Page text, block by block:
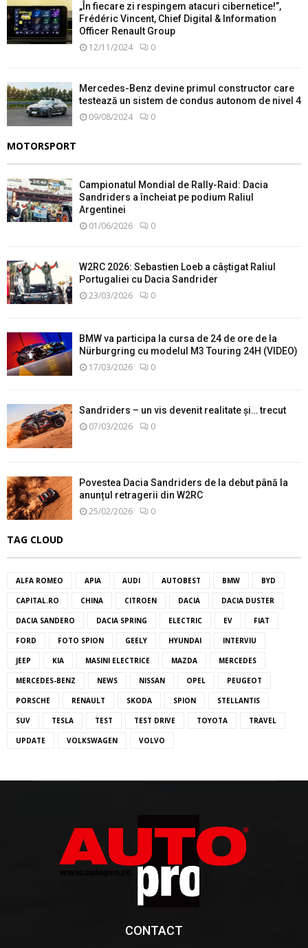
„În fiecare zi respingem atacuri cibernetice!”,
Frédéric Vincent, Chief Digital & Information
Officer Renault Group
12/11/2024 0
Mercedes-Benz devine primul constructor care
testează un sistem de condus autonom de nivel 4
09/08/2024 0
MOTORSPORT
Campionatul Mondial de Rally-Raid: Dacia
Sandriders a încheiat pe podium Raliul
Argentinei
01/06/2026 0
W2RC 2026: Sebastien Loeb a câștigat Raliul
Portugaliei cu Dacia Sandrider
23/03/2026 0
BMW va participa la cursa de 24 de ore de la
Nürburgring cu modelul M3 Touring 24H (VIDEO)
17/03/2026 0
Sandriders – un vis devenit realitate și… trecut
07/03/2026 0
Povestea Dacia Sandriders de la debut până la
anunțul retragerii din W2RC
25/02/2026 0
TAG CLOUD
ALFA ROMEO APIA AUDI AUTOBEST BMW BYD
CAPITAL.RO CHINA CITROEN DACIA DACIA DUSTER
DACIA SANDERO DACIA SPRING ELECTRIC EV FIAT
FORD FOTO SPION GEELY HYUNDAI INTERVIU
JEEP KIA MASINI ELECTRICE MAZDA MERCEDES
MERCEDES-BENZ NEWS NISSAN OPEL PEUGEOT
PORSCHE RENAULT SKODA SPION STELLANTIS
SUV TESLA TEST TEST DRIVE TOYOTA TRAVEL
UPDATE VOLKSWAGEN VOLVO
CONTACT